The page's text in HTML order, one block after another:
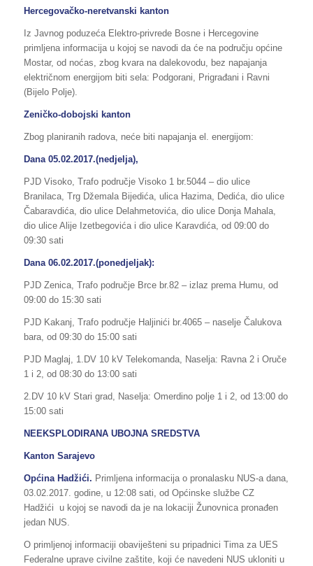
Hercegovačko-neretvanski kanton
Iz Javnog poduzeća Elektro-privrede Bosne i Hercegovine
primljena informacija u kojoj se navodi da će na području općine
Mostar, od noćas, zbog kvara na dalekovodu, bez napajanja
električnom energijom biti sela: Podgorani, Prigrađani i Ravni
(Bijelo Polje).
Zeničko-dobojski kanton
Zbog planiranih radova, neće biti napajanja el. energijom:
Dana 05.02.2017.(nedjelja),
PJD Visoko, Trafo područje Visoko 1 br.5044 – dio ulice
Branilaca, Trg Džemala Bijedića, ulica Hazima, Dedića, dio ulice
Čabaravdića, dio ulice Delahmetovića, dio ulice Donja Mahala,
dio ulice Alije Izetbegovića i dio ulice Karavdića, od 09:00 do
09:30 sati
Dana 06.02.2017.(ponedjeljak):
PJD Zenica, Trafo područje Brce br.82 – izlaz prema Humu, od
09:00 do 15:30 sati
PJD Kakanj, Trafo područje Haljinići br.4065 – naselje Čalukova
bara, od 09:30 do 15:00 sati
PJD Maglaj, 1.DV 10 kV Telekomanda, Naselja: Ravna 2 i Oruče
1 i 2, od 08:30 do 13:00 sati
2.DV 10 kV Stari grad, Naselja: Omerdino polje 1 i 2, od 13:00 do
15:00 sati
NEEKSPLODIRANA UBOJNA SREDSTVA
Kanton Sarajevo
Općina Hadžići. Primljena informacija o pronalasku NUS-a dana,
03.02.2017. godine, u 12:08 sati, od Općinske službe CZ
Hadžići u kojoj se navodi da je na lokaciji Žunovnica pronađen
jedan NUS.
O primljenoj informaciji obaviješteni su pripadnici Tima za UES
Federalne uprave civilne zaštite, koji će navedeni NUS ukloniti u